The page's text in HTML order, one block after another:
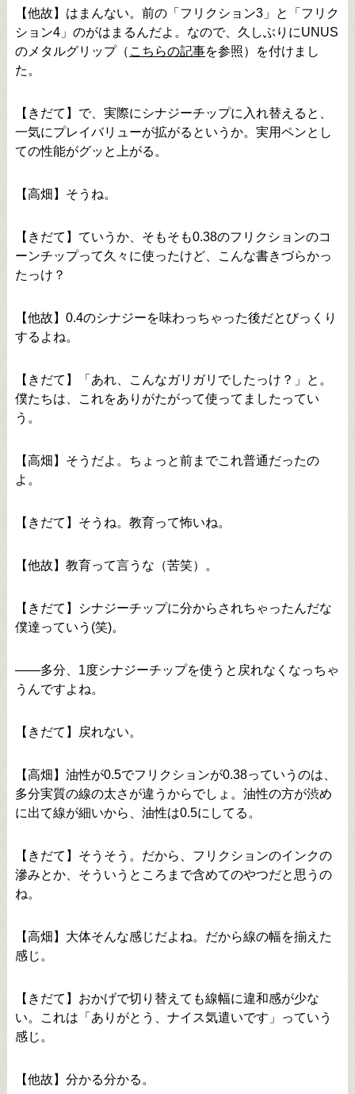
【他故】はまんない。前の「フリクション3」と「フリク
ション4」のがはまるんだよ。なので、久しぶりにUNUS
のメタルグリップ（ こちらの記事を参照）を付けまし
た。
【きだて】で、実際にシナジーチップに入れ替えると、
一気にプレイバリューが拡がるというか。実用ペンとし
ての性能がグッと上がる。
【高畑】そうね。
【きだて】ていうか、そもそも0.38のフリクションのコ
ーンチップって久々に使ったけど、こんな書きづらかっ
たっけ？
【他故】0.4のシナジーを味わっちゃった後だとびっくり
するよね。
【きだて】「あれ、こんなガリガリでしたっけ？」と。
僕たちは、これをありがたがって使ってましたってい
う。
【高畑】そうだよ。ちょっと前までこれ普通だったの
よ。
【きだて】そうね。教育って怖いね。
【他故】教育って言うな（苦笑）。
【きだて】シナジーチップに分からされちゃったんだな
僕達っていう(笑)。
――多分、1度シナジーチップを使うと戻れなくなっちゃ
うんですよね。
【きだて】戻れない。
【高畑】油性が0.5でフリクションが0.38っていうのは、
多分実質の線の太さが違うからでしょ。油性の方が渋め
に出て線が細いから、油性は0.5にしてる。
【きだて】そうそう。だから、フリクションのインクの
滲みとか、そういうところまで含めてのやつだと思うの
ね。
【高畑】大体そんな感じだよね。だから線の幅を揃えた
感じ。
【きだて】おかげで切り替えても線幅に違和感が少な
い。これは「ありがとう、ナイス気遣いです」っていう
感じ。
【他故】分かる分かる。